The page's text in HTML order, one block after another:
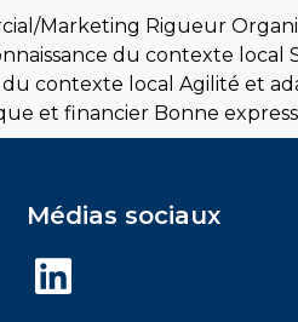
Marketing Rigueur
du contexte local
contexte local Agilité et
et financier Bonne
Médias sociaux
LinkedIn